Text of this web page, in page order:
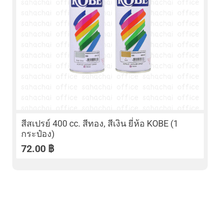
สีสเปรย์ 400 cc. สีทอง, สีเงิน ยี่ห้อ KOBE (1
กระป๋อง)
72.00 ฿